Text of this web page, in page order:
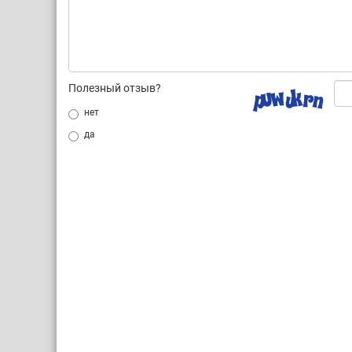
Полезный отзыв?
нет
да